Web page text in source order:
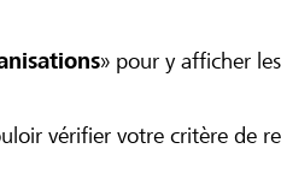
» pour y afficher
vérifier votre critère de